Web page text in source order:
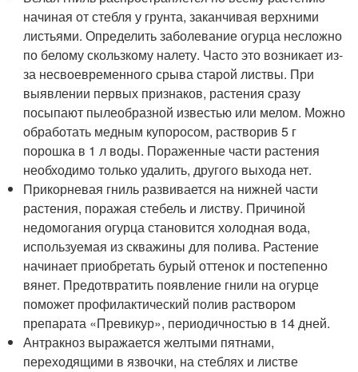
начиная от стебля у грунта, заканчивая верхними
листьями. Определить заболевание огурца несложно
по белому скользкому налету. Часто это возникает из-
за несвоевременного срыва старой листвы. При
выявлении первых признаков, растения сразу
посыпают пылеобразной известью или мелом. Можно
обработать медным купоросом, растворив 5 г
порошка в 1 л воды. Пораженные части растения
необходимо только удалить, другого выхода нет.
Прикорневая гниль развивается на нижней части
растения, поражая стебель и листву. Причиной
недомогания огурца становится холодная вода,
используемая из скважины для полива. Растение
начинает приобретать бурый оттенок и постепенно
вянет. Предотвратить появление гнили на огурце
поможет профилактический полив раствором
препарата «Превикур», периодичностью в 14 дней.
Антракноз выражается желтыми пятнами,
переходящими в язвочки, на стеблях и листве